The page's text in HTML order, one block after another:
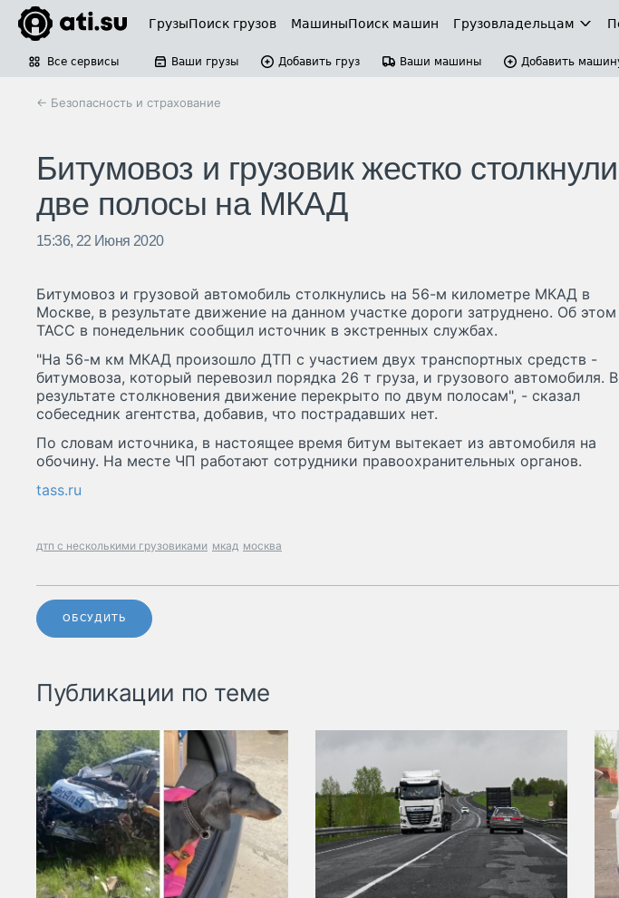
ГрузыПоиск грузов МашиныПоиск машин Грузовладельцам
Все сервисы Ваши грузы Добавить груз Ваши машины Добавить
← Безопасность и страхование
Битумовоз и грузовик жестко
две полосы на МКАД
15:36, 22 Июня 2020
Битумовоз и грузовой автомобиль столкнулись на 56-м километре МКАД в
Москве, в результате движение на данном участке дороги затруднено. Об этом
ТАСС в понедельник сообщил источник в экстренных службах.
"На 56-м км МКАД произошло ДТП с участием двух транспортных средств -
битумовоза, который перевозил порядка 26 т груза, и грузового автомобиля. В
результате столкновения движение перекрыто по двум полосам", - сказал
собеседник агентства, добавив, что пострадавших нет.
По словам источника, в настоящее время битум вытекает из автомобиля на
обочину. На месте ЧП работают сотрудники правоохранительных органов.
tass.ru
дтп с несколькими грузовиками мкад москва
ОБСУДИТЬ
Публикации по теме